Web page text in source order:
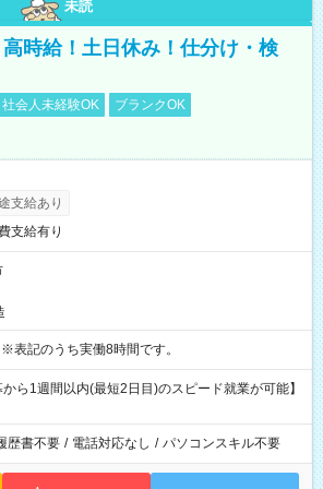
未読
時給！土日休み！仕分け・検
社会人未経験OK
ブランクOK
支給あり
支給有り
8:00～17:00 ※表記のうち実働8時間です。
ら1週間以内(最短2日目)のスピード就業が可能】
歴書不要 / 電話対応なし / パソコンスキル不要